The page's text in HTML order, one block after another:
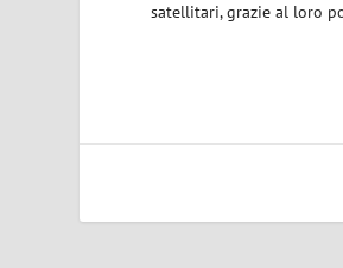
satellitari, grazie al loro